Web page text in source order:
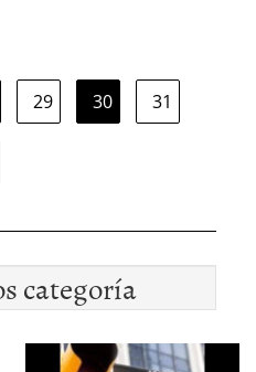
29 30 31
categoría